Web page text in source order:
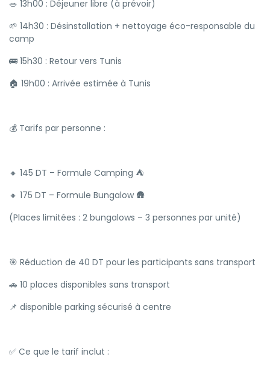
🥗 13h00 : Déjeuner libre (à prévoir)
🌱 14h30 : Désinstallation + nettoyage éco-responsable du
camp
🚌 15h30 : Retour vers Tunis
🏠 19h00 : Arrivée estimée à Tunis
💰 Tarifs par personne :
🔸 145 DT – Formule Camping ⛺
🔸 175 DT – Formule Bungalow 🛖
(Places limitées : 2 bungalows – 3 personnes par unité)
🎯 Réduction de 40 DT pour les participants sans transport
🚗 10 places disponibles sans transport
📌 disponible parking sécurisé à centre
✅ Ce que le tarif inclut :